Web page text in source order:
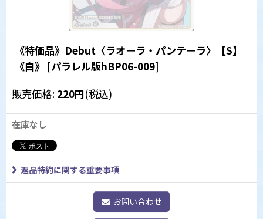
《特価品》Debut〈ラオーラ・パンテーラ〉【S】
《白》 [パラレル版hBP06-009]
販売価格: 220円(税込)
在庫なし
返品特約に関する重要事項
お問い合わせ